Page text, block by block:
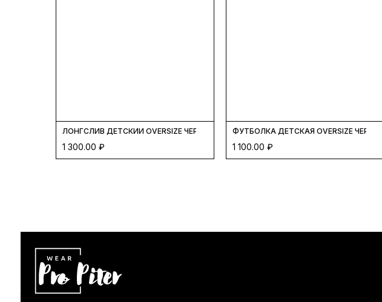
ЛОНГСЛИВ ДЕТСКИЙ OVERSIZE ЧЕРНЫЙ
1 300.00 ₽
ФУТБОЛКА ДЕТСКАЯ OVERSIZE ЧЕРНЫЙ
1 100.00 ₽